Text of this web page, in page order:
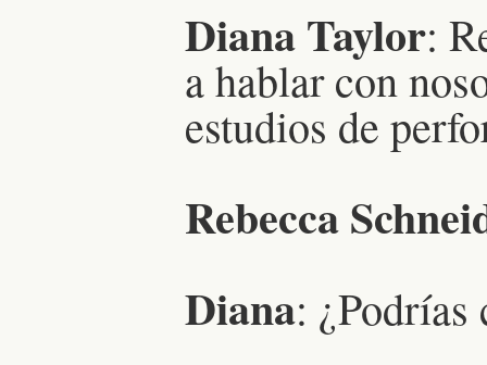
Diana Taylor:
a hablar con
estudios de
Rebecca
Diana: